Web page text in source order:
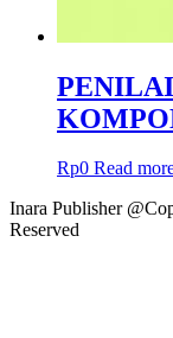
Rp0 Read
Inara Publisher
Reserved